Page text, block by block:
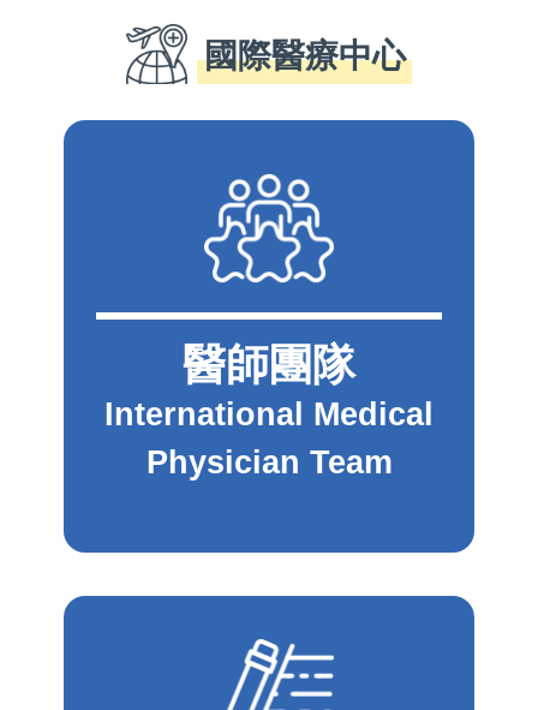
國際醫療中心
醫師團隊
International Medical
Physician Team